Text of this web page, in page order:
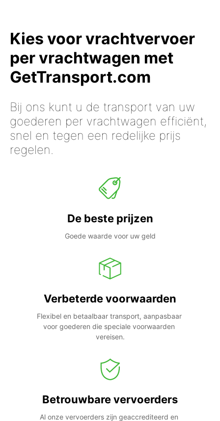
Kies voor vrachtvervoer
per vrachtwagen met
GetTransport.com
Bij ons kunt u de transport van uw
goederen per vrachtwagen efficiënt,
snel en tegen een redelijke prijs
regelen.
De beste prijzen
Goede waarde voor uw geld
Verbeterde voorwaarden
Flexibel en betaalbaar transport, aanpasbaar
voor goederen die speciale voorwaarden
vereisen.
Betrouwbare vervoerders
Al onze vervoerders zijn geaccrediteerd en